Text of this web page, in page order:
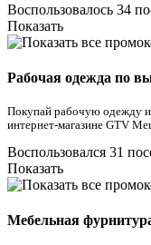
Воспользовалось 34
Показать
Рабочая одежда по
Покупай рабочую одежду
интернет-магазине GTV
Воспользовался 31
Показать
Мебельная